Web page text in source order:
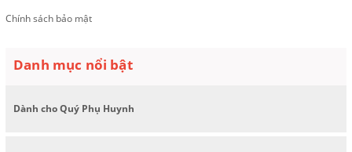
Chính sách bảo mật
Danh mục nổi bật
Dành cho Quý Phụ Huynh